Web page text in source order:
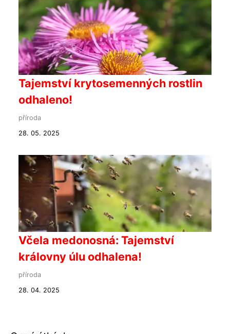
Tajemství krytosemenných rostlin
odhaleno!
příroda
28. 05. 2025
Včela medonosná: Tajemství
královny úlu odhalena!
příroda
28. 04. 2025